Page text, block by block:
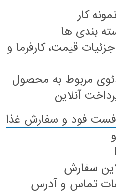
کار
بندی ها
قیمت، کارفرما و
مربوط به محصول
آنلاین
فست فود و سفارش غذا
سفارش
تماس و آدرس